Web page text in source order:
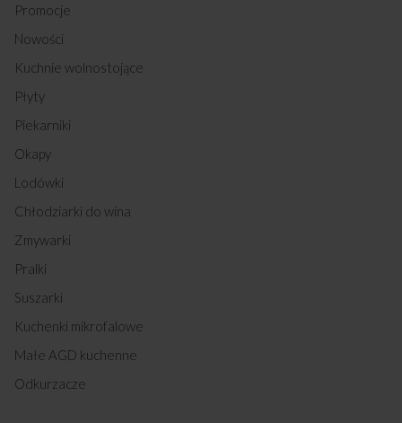
Promocje
Nowości
Kuchnie wolnostojące
Płyty
Piekarniki
Okapy
Lodówki
Chłodziarki do wina
Zmywarki
Pralki
Suszarki
Kuchenki mikrofalowe
Małe AGD kuchenne
Odkurzacze